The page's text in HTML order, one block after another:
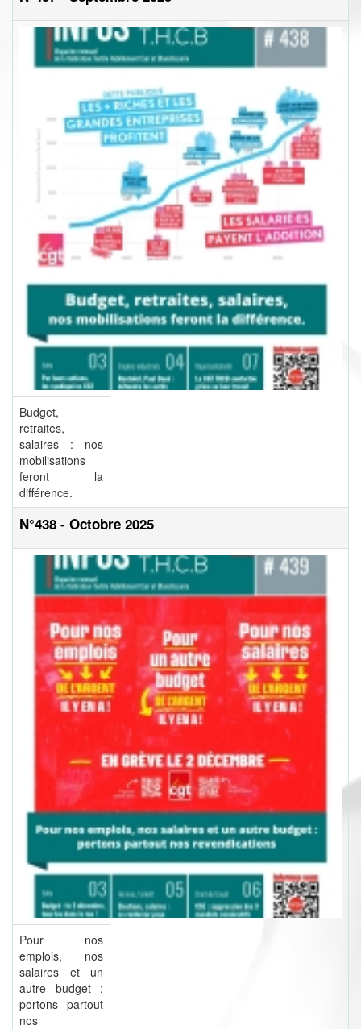
Budget,
retraites,
salaires : nos
mobilisations
feront la
différence.
N°438 - Octobre 2025
Pour nos
emplois, nos
salaires et un
autre budget :
portons partout
nos